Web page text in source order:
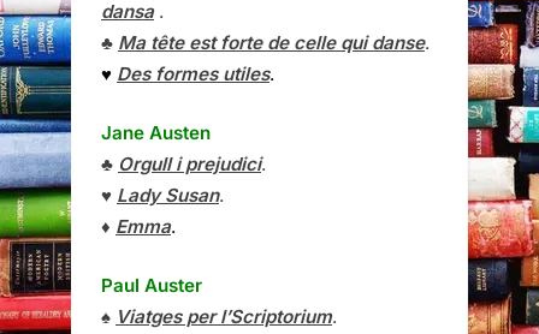
dansa.
♣ Ma tête est forte de celle qui danse.
♥ Des formes utiles.
Jane Austen
♣ Orgull i prejudici.
♥ Lady Susan.
♦ Emma.
Paul Auster
♠ Viatges per l’Scriptorium.